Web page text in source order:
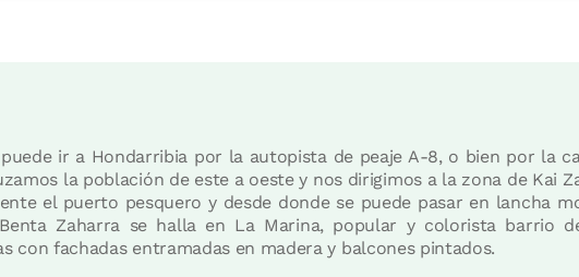
puede ir a Hondarribia por la autopista de peaje A-8, o bien por la
la población de este a oeste y nos dirigimos a la zona de Kai
el puerto pesquero y desde donde se puede pasar en lancha
Zaharra se halla en La Marina, popular y colorista barrio
con fachadas entramadas en madera y balcones pintados.